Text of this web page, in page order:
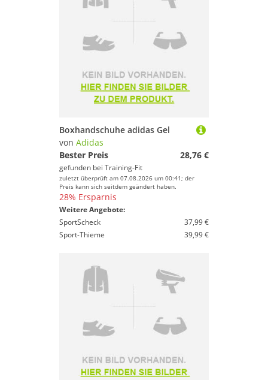
Boxhandschuhe adidas Gel
von Adidas
Bester Preis
28,76 €
gefunden bei Training-Fit
zuletzt überprüft am 07.08.2026 um 00:41; der
Preis kann sich seitdem geändert haben.
28% Ersparnis
Weitere Angebote:
SportScheck
37,99 €
Sport-Thieme
39,99 €